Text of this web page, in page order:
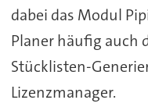
dabei das Modul
Planer häufig auch
Stücklisten-
Lizenzmanager.